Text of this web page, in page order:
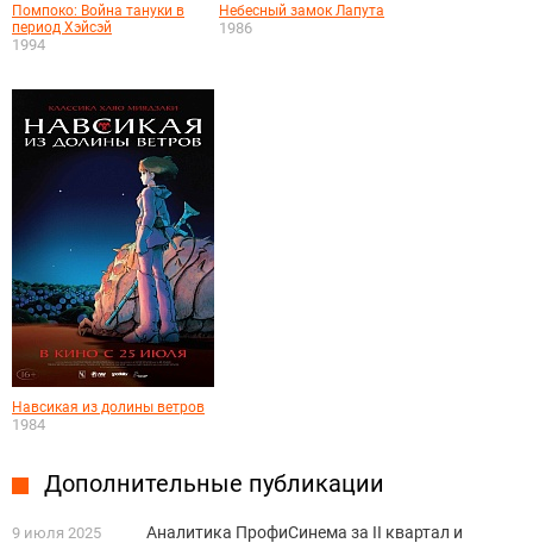
Помпоко: Война тануки в
период Хэйсэй
1994
Небесный замок Лапута
1986
Навсикая из долины ветров
1984
Дополнительные публикации
9 июля 2025
Аналитика ПрофиСинема за II квартал и